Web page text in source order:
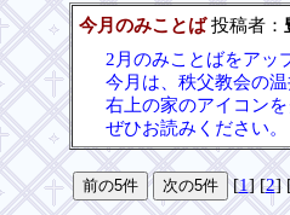
今月のみことば投稿者：
2月のみことばをアッ
今月は、秩父教会の温
右上の家のアイコン
ぜひお読みください。
[1] [2]